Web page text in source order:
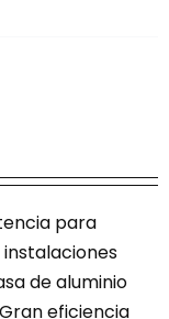
€
para
de aluminio
eficiencia